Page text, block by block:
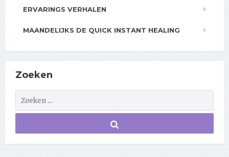
ERVARINGS VERHALEN
MAANDELIJKS DE QUICK INSTANT HEALING
Zoeken